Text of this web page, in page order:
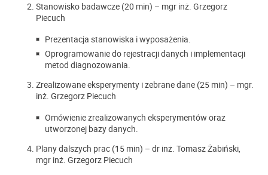
Stanowisko badawcze (20 min) – mgr inż. Grzegorz
Piecuch
Prezentacja stanowiska i wyposażenia.
Oprogramowanie do rejestracji danych i implementacji
metod diagnozowania.
Zrealizowane eksperymenty i zebrane dane (25 min) – mgr.
inż. Grzegorz Piecuch
Omówienie zrealizowanych eksperymentów oraz
utworzonej bazy danych.
Plany dalszych prac (15 min) – dr inż. Tomasz Żabiński,
mgr inż. Grzegorz Piecuch